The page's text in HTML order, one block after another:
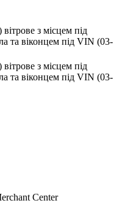
з місцем під
та віконцем під VIN (03-
з місцем під
та віконцем під VIN (03-
Center